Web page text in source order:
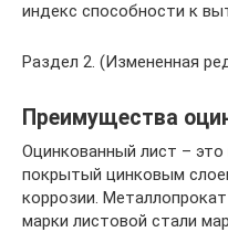
индекс способности к
Раздел 2. (Измененная
Преимущества
Оцинкованный лист –
покрытый цинковым
коррозии.
марки листовой стали